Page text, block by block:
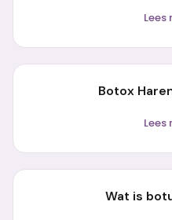
Lees
Botox
Lees
Wat is